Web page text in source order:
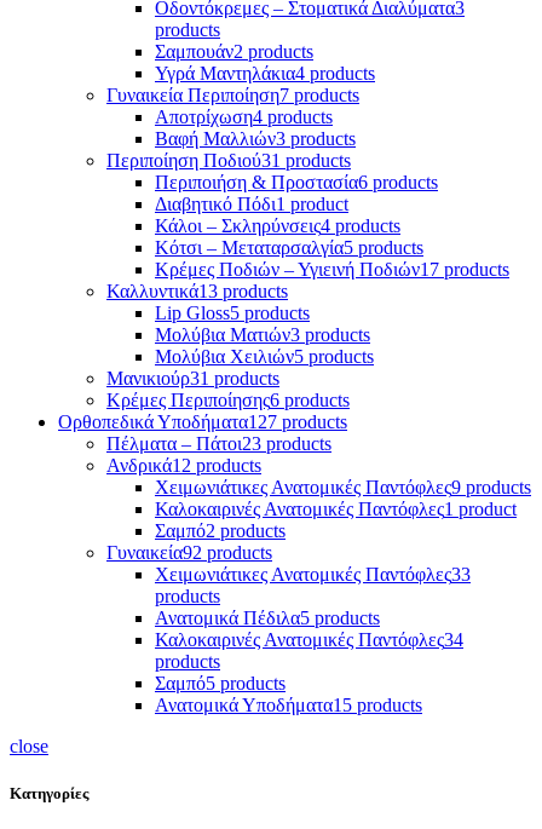
Οδοντόκρεμες – Στοματικά Διαλύματα3
products
Σαμπουάν2 products
Υγρά Μαντηλάκια4 products
Γυναικεία Περιποίηση7 products
Αποτρίχωση4 products
Βαφή Μαλλιών3 products
Περιποίηση Ποδιού31 products
Περιποιήση & Προστασία6 products
Διαβητικό Πόδι1 product
Κάλοι – Σκληρύνσεις4 products
Κότσι – Μεταταρσαλγία5 products
Κρέμες Ποδιών – Υγιεινή Ποδιών17 products
Καλλυντικά13 products
Lip Gloss5 products
Μολύβια Ματιών3 products
Μολύβια Χειλιών5 products
Μανικιούρ31 products
Κρέμες Περιποίησης6 products
Ορθοπεδικά Υποδήματα127 products
Πέλματα – Πάτοι23 products
Ανδρικά12 products
Χειμωνιάτικες Ανατομικές Παντόφλες9 products
Καλοκαιρινές Ανατομικές Παντόφλες1 product
Σαμπό2 products
Γυναικεία92 products
Χειμωνιάτικες Ανατομικές Παντόφλες33
products
Ανατομικά Πέδιλα5 products
Καλοκαιρινές Ανατομικές Παντόφλες34
products
Σαμπό5 products
Ανατομικά Υποδήματα15 products
close
Κατηγορίες